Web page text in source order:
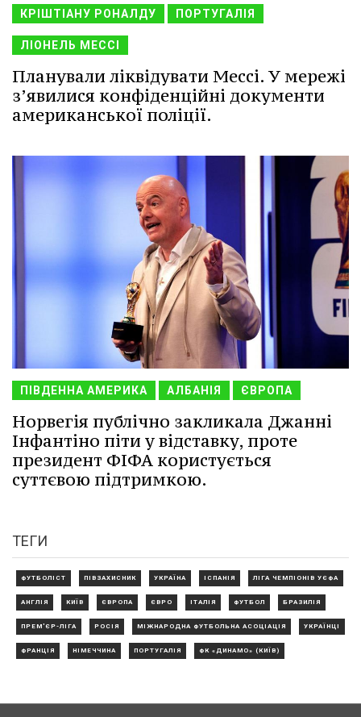
КРІШТІАНУ РОНАЛДУ ПОРТУГАЛІЯ
ЛІОНЕЛЬ МЕССІ
Планували ліквідувати Мессі. У мережі
з’явилися конфіденційні документи
американської поліції.
ПІВДЕННА АМЕРИКА АЛБАНІЯ ЄВРОПА
Норвегія публічно закликала Джанні
Інфантіно піти у відставку, проте
президент ФІФА користується
суттєвою підтримкою.
ТЕГИ
ФУТБОЛІСТ ПІВЗАХИСНИК УКРАЇНА ІСПАНІЯ ЛІГА ЧЕМПІОНІВ УЄФА
АНГЛІЯ КИЇВ ЄВРОПА ЄВРО ІТАЛІЯ ФУТБОЛ БРАЗИЛІЯ
ПРЕМ'ЄР-ЛІГА РОСІЯ МІЖНАРОДНА ФУТБОЛЬНА АСОЦІАЦІЯ УКРАЇНЦІ
ФРАНЦІЯ НІМЕЧЧИНА ПОРТУГАЛІЯ ФК «ДИНАМО» (КИЇВ)